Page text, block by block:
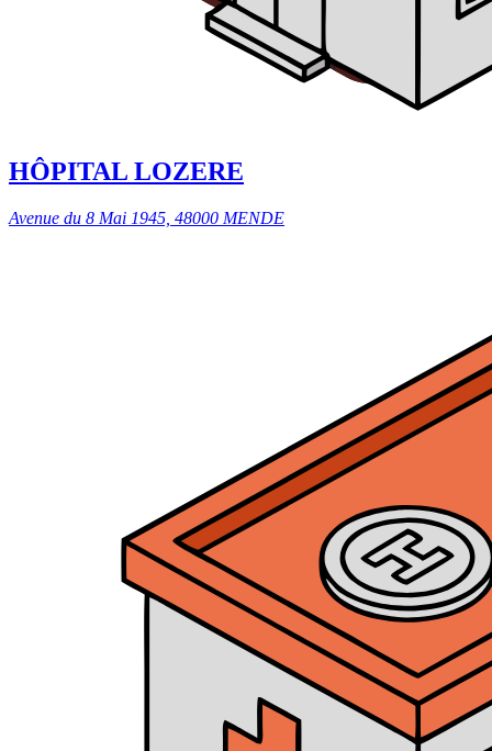
HÔPITAL LOZERE
Avenue du 8 Mai 1945, 48000 MENDE